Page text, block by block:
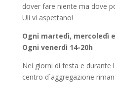
dover fare niente ma dove
Uli vi aspettano!
Ogni martedì, mercoledì
Ogni venerdì 14-20h
Nei giorni di festa e durante
centro d´aggregazione